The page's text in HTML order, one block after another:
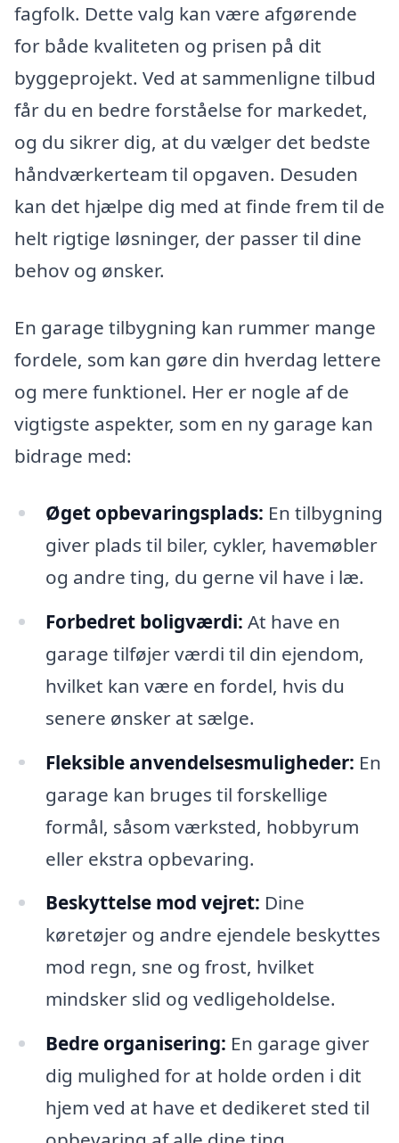
fagfolk. Dette valg kan være afgørende
for både kvaliteten og prisen på dit
byggeprojekt. Ved at sammenligne tilbud
får du en bedre forståelse for markedet,
og du sikrer dig, at du vælger det bedste
håndværkerteam til opgaven. Desuden
kan det hjælpe dig med at finde frem til de
helt rigtige løsninger, der passer til dine
behov og ønsker.
En garage tilbygning kan rummer mange
fordele, som kan gøre din hverdag lettere
og mere funktionel. Her er nogle af de
vigtigste aspekter, som en ny garage kan
bidrage med:
Øget opbevaringsplads: En tilbygning
giver plads til biler, cykler, havemøbler
og andre ting, du gerne vil have i læ.
Forbedret boligværdi: At have en
garage tilføjer værdi til din ejendom,
hvilket kan være en fordel, hvis du
senere ønsker at sælge.
Fleksible anvendelsesmuligheder: En
garage kan bruges til forskellige
formål, såsom værksted, hobbyrum
eller ekstra opbevaring.
Beskyttelse mod vejret: Dine
køretøjer og andre ejendele beskyttes
mod regn, sne og frost, hvilket
mindsker slid og vedligeholdelse.
Bedre organisering: En garage giver
dig mulighed for at holde orden i dit
hjem ved at have et dedikeret sted til